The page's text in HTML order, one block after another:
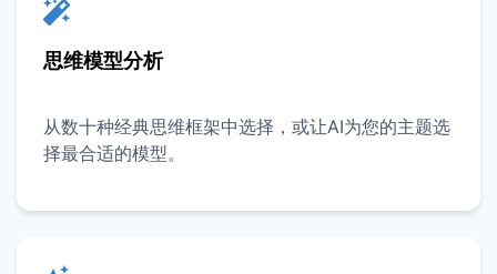
思维模型分析
从数十种经典思维框架中选择，或让AI为您的主题选
择最合适的模型。